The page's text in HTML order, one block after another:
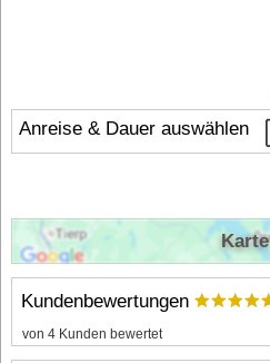
Anreise & Dauer auswählen
Kundenbewertungen
von 4 Kunden bewertet
Karte